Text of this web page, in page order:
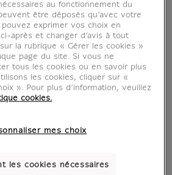
situation zoom produit
au fonctionnement du
être déposés qu’avec votre
exprimer vos choix en
après et changer d’avis à tout
la rubrique « Gérer les cookies »
page du site. Si vous ne
tous les cookies ou en savoir plus
les cookies, cliquer sur «
». Pour plus d’information, veuillez
cookies.
mes choix
les cookies nécessaires